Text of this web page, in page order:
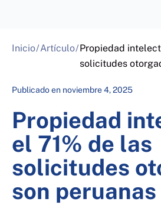
Inicio/Artículo/Propiedad
solicitudes
Publicado en noviembre 4, 2025
Propiedad
el 71% de las
solicitudes
son peruanas